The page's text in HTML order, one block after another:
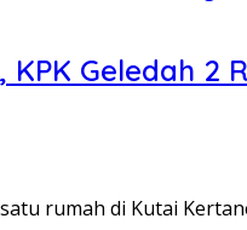
Geledah 2
rumah di Kutai